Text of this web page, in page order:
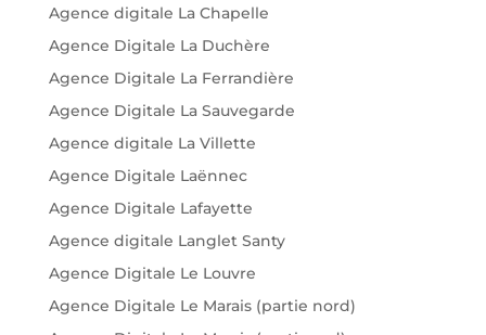
Agence digitale La Chapelle
Agence Digitale La Duchère
Agence Digitale La Ferrandière
Agence Digitale La Sauvegarde
Agence digitale La Villette
Agence Digitale Laënnec
Agence Digitale Lafayette
Agence digitale Langlet Santy
Agence Digitale Le Louvre
Agence Digitale Le Marais (partie nord)